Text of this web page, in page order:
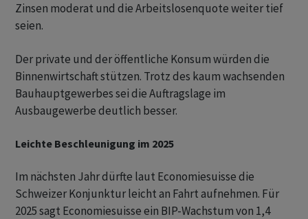
Zinsen moderat und die Arbeitslosenquote weiter tief
seien.
Der private und der öffentliche Konsum würden die
Binnenwirtschaft stützen. Trotz des kaum wachsenden
Bauhauptgewerbes sei die Auftragslage im
Ausbaugewerbe deutlich besser.
Leichte Beschleunigung im 2025
Im nächsten Jahr dürfte laut Economiesuisse die
Schweizer Konjunktur leicht an Fahrt aufnehmen. Für
2025 sagt Economiesuisse ein BIP-Wachstum von 1,4